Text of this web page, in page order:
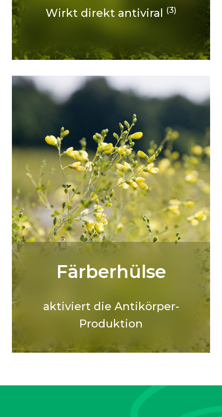
Wirkt direkt antiviral (3)
Färberhülse
aktiviert die Antikörper-
Produktion